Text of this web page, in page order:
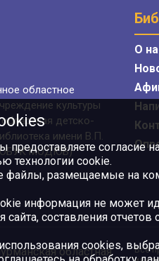
областное
культуры
детско-
имени В.П.
МОДЮБ)
О
областная
Все
предоставляете
технологии cookie.
размещаемые на
информация не может
составления
cookies,